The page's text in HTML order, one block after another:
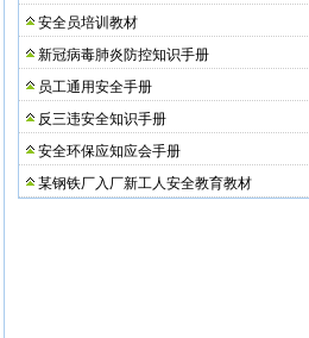
安全员培训教材
新冠病毒肺炎防控知识手册
员工通用安全手册
反三违安全知识手册
安全环保应知应会手册
某钢铁厂入厂新工人安全教育教材